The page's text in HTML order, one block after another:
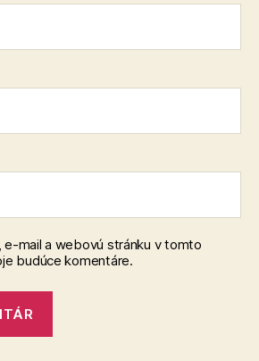
e-mail a webovú stránku v tomto
budúce komentáre.